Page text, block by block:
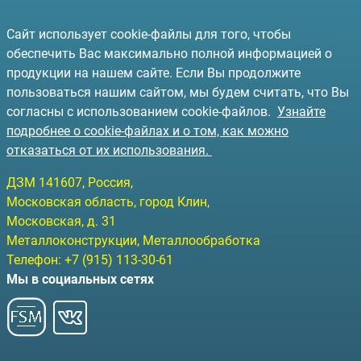
Сайт использует cookie-файлы для того, чтобы
обеспечить Вас максимально полной информацией о
продукции на нашем сайте. Если Вы продолжите
пользоваться нашим сайтом, мы будем считать, что Вы
согласны с использованием cookie-файлов. Узнайте
подробнее о cookie-файлах и о том, как можно
отказаться от их использования.
ДЗМ 141607, Россия,
Московская область, город Клин,
Московская, д. 31
Металлоконструкции, Металлообработка
Телефон: +7 (915) 113-30-61
Мы в социальных сетях